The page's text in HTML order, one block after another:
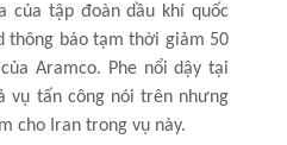
của tập đoàn dầu khí quốc
thông báo tạm thời giảm 50
Aramco. Phe nổi dậy tại
vụ tấn công nói trên nhưng
cho Iran trong vụ này.